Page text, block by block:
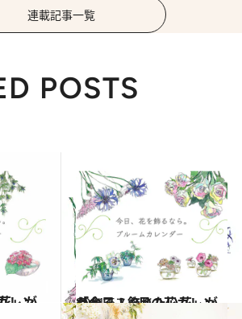
連載記事一覧
POSTS
2021.6.1
「今日、飾りたい花」がわかる！ 6月の花カレンダー
ライフスタイル